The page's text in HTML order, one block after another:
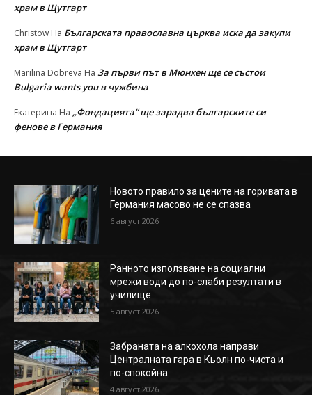
храм в Щутгарт
Christow На Българската православна църква иска да закупи
храм в Щутгарт
Marilina Dobreva На За първи път в Мюнхен ще се състои
Bulgaria wants you в чужбина
Екатерина На „Фондацията“ ще зарадва българските си
фенове в Германия
Новото правило за цените на горивата в
Германия масово не се спазва
6 август 2026
Ранното използване на социални
мрежи води до по-слаби резултати в
училище
5 август 2026
Забраната на алкохола направи
Централната гара в Кьолн по-чиста и
по-спокойна
4 август 2026